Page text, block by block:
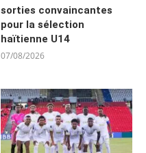
sorties convaincantes
pour la sélection
haïtienne U14
07/08/2026